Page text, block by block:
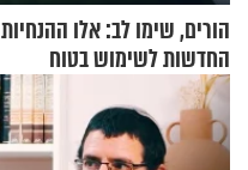
הורים, שימו לב: אלו ההנחיות
החדשות לשימוש בטוח
בסקווישי לאחר מקרי אשפוז